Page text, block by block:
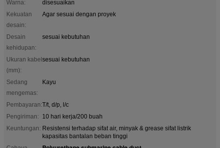
Warna:
disesuaikan
Kekuatan
desain:
Agar sesuai dengan proyek
Desain
kehidupan:
sesuai kebutuhan
Ukuran kabel
(mm):
sesuai kebutuhan
Sedang
mengemas:
Kayu
Pembayaran:T/t, d/p, l/c
Pengiriman:
10 hari kerja/200 buah
Keuntungan: Resistensi terhadap sifat air, minyak & grease sifat listrik
kapasitas bantalan beban tinggi